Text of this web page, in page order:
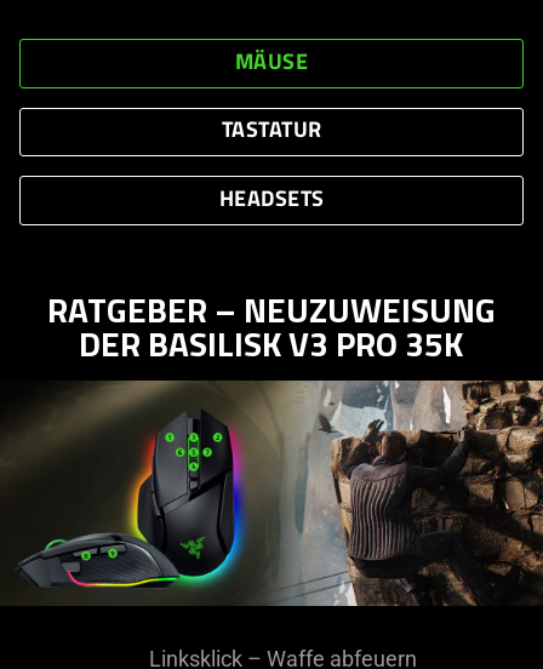
MÄUSE
TASTATUR
HEADSETS
RATGEBER – NEUZUWEISUNG
DER BASILISK V3 PRO 35K
Linksklick – Waffe abfeuern